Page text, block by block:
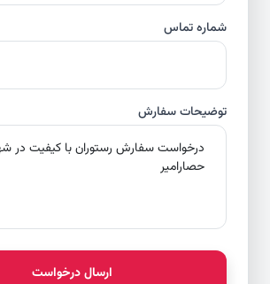
شماره تماس
توضیحات سفارش
ارسال درخواست